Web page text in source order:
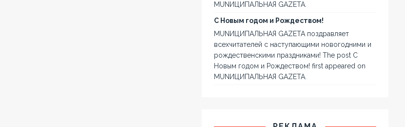
MUNИЦИПАЛЬНАЯ GAZЕТА.
С Новым годом и Рождеством!
MUNИЦИПАЛЬНАЯ GAZЕТА поздравляет
всехчитателей с наступающими новогодними и
рождественскими праздниками! The post С
Новым годом и Рождеством! first appeared on
MUNИЦИПАЛЬНАЯ GAZЕТА.